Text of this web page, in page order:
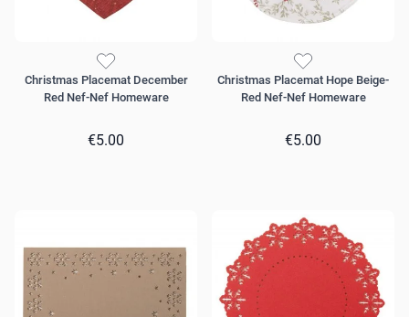
Christmas Placemat December
Red Nef-Nef Homeware
€5.00
Christmas Placemat Hope Beige-
Red Nef-Nef Homeware
€5.00